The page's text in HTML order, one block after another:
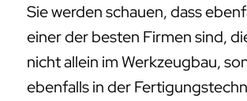
Sie werden schauen, dass
einer der besten Firmen sind,
nicht allein im Werkzeugbau,
ebenfalls in der